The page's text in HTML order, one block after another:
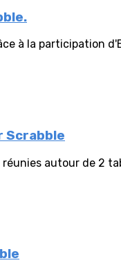
à la participation
Scrabble
autour de 2